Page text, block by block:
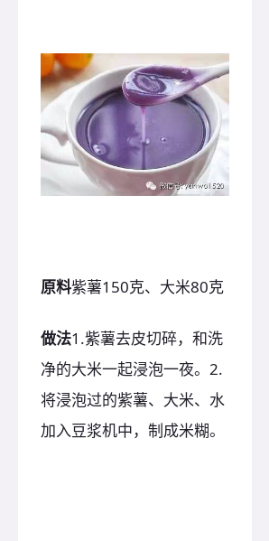
原料紫薯150克、大米80克
做法1.紫薯去皮切碎，和洗
净的大米一起浸泡一夜。2.
将浸泡过的紫薯、大米、水
加入豆浆机中，制成米糊。